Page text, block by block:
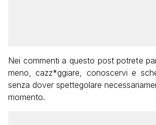
Nei commenti a questo post potrete
meno, cazz*ggiare, conoscervi e
senza dover spettegolare
momento.